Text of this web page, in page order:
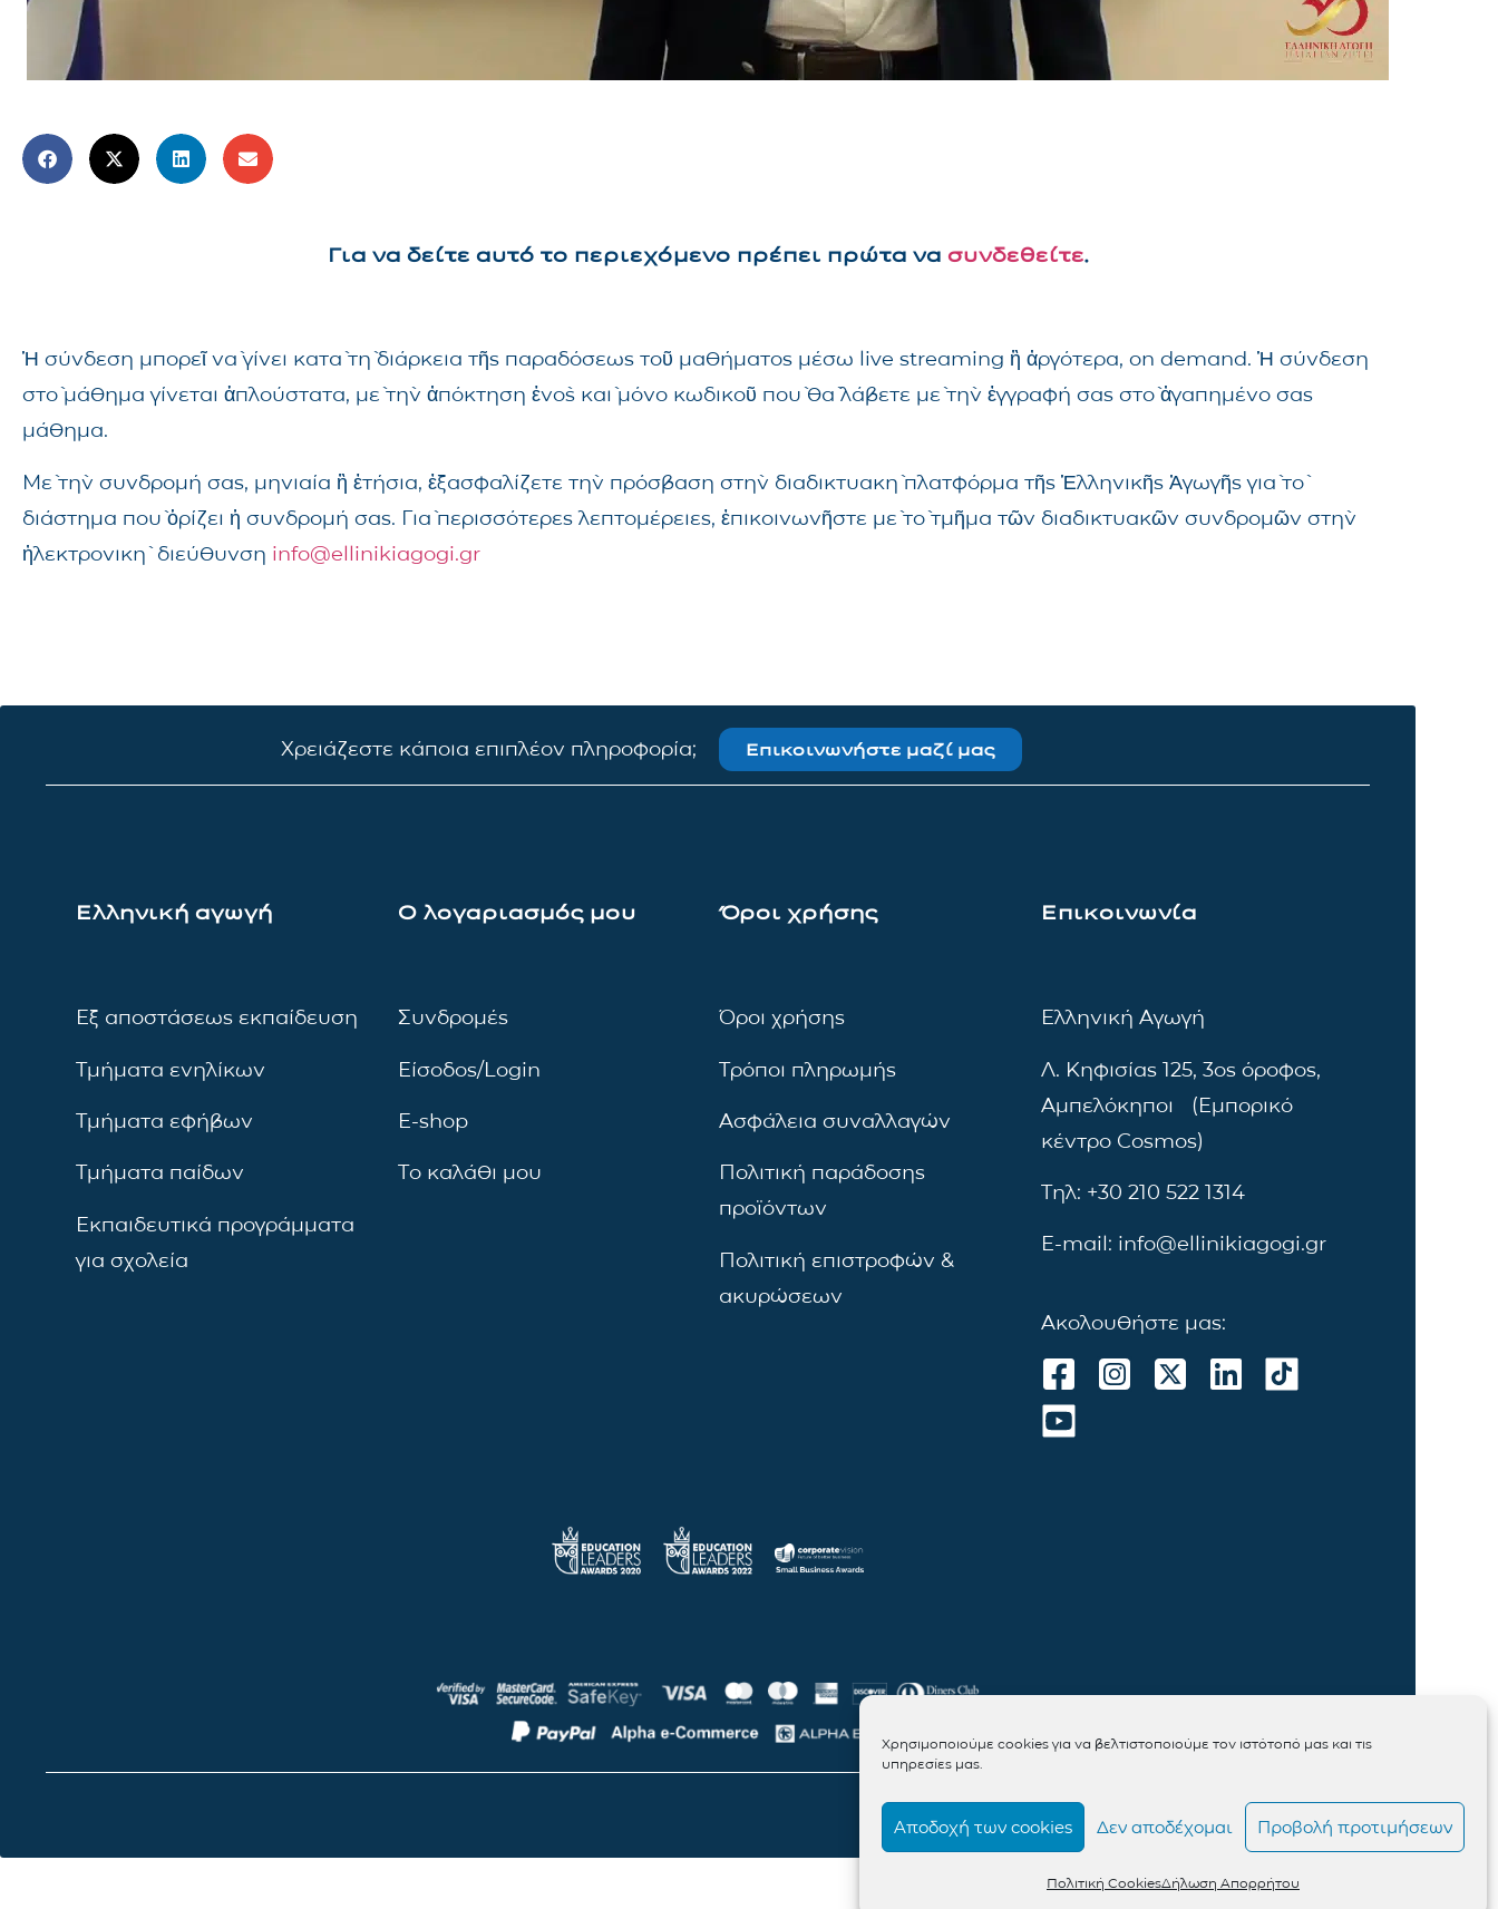
Χρησιμοποιούμε cookies για να βελτιστοποιούμε τον ιστότοπό μας και τις
υπηρεσίες μας.
Αποδοχή των cookies Δεν αποδέχομαι Προβολή προτιμήσεων
Πολιτική CookiesΔήλωση Απορρήτου
Για να δείτε αυτό το περιεχόμενο πρέπει πρώτα να συνδεθείτε.
Ἡ σύνδεση μπορεῖ νὰ γίνει κατὰ τὴ διάρκεια τῆς παραδόσεως τοῦ μαθήματος μέσω live streaming ἢ ἀργότερα, on demand. Ἡ σύνδεση
στὸ μάθημα γίνεται ἁπλούστατα, μὲ τὴν ἀπόκτηση ἑνὸς καὶ μόνο κωδικοῦ ποὺ θὰ λάβετε μὲ τὴν ἐγγραφή σας στὸ ἀγαπημένο σας
μάθημα.
Μὲ τὴν συνδρομή σας, μηνιαία ἢ ἐτήσια, ἐξασφαλίζετε τὴν πρόσβαση στὴν διαδικτυακὴ πλατφόρμα τῆς Ἑλληνικῆς Ἀγωγῆς γιὰ τὸ
διάστημα ποὺ ὁρίζει ἡ συνδρομή σας. Γιὰ περισσότερες λεπτομέρειες, ἐπικοινωνῆστε μὲ τὸ τμῆμα τῶν διαδικτυακῶν συνδρομῶν στὴν
ἠλεκτρονικὴ διεύθυνση info@ellinikiagogi.gr
Χρειάζεστε κάποια επιπλέον πληροφορία; Επικοινωνήστε μαζί μας
Ελληνική αγωγή
Εξ αποστάσεως εκπαίδευση
Τμήματα ενηλίκων
Τμήματα εφήβων
Τμήματα παίδων
Εκπαιδευτικά προγράμματα
για σχολεία
Ο λογαριασμός μου
Συνδρομές
Είσοδος/Login
E-shop
Το καλάθι μου
Όροι χρήσης
Όροι χρήσης
Τρόποι πληρωμής
Ασφάλεια συναλλαγών
Πολιτική παράδοσης
προϊόντων
Πολιτική επιστροφών &
ακυρώσεων
Επικοινωνία
Ελληνική Αγωγή
Λ. Κηφισίας 125, 3ος όροφος,
Αμπελόκηποι (Εμπορικό
κέντρο Cosmos)
Τηλ: +30 210 522 1314
E-mail: info@ellinikiagogi.gr
Ακολουθήστε μας: